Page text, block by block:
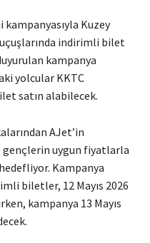
Kuzey
indirimli bilet
kampanya
yolcular KKTC
satın alabilecek.
AJet’in
uygun fiyatlarla
Kampanya
biletler, 12 Mayıs 2026
kampanya 13 Mayıs